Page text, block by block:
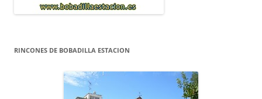
RINCONES DE BOBADILLA ESTACION